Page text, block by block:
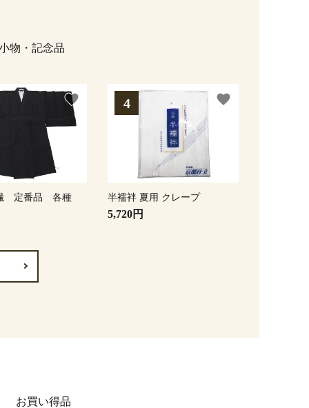
物・記念品
定番品 各種
favorite
半襦袢 夏用 クレープ
5,720円
favorite
お買い得品